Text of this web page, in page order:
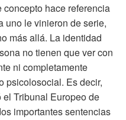
concepto hace referencia
uno le vinieron de serie,
más allá. La identidad
no tienen que ver con
ni completamente
psicolosocial. Es decir,
Tribunal Europeo de
importantes sentencias